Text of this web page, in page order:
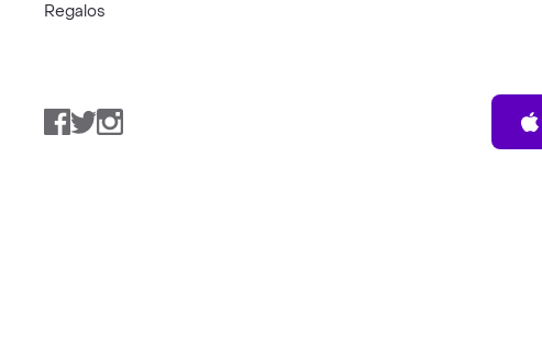
Regalos
Facebook
TwitterInstagram